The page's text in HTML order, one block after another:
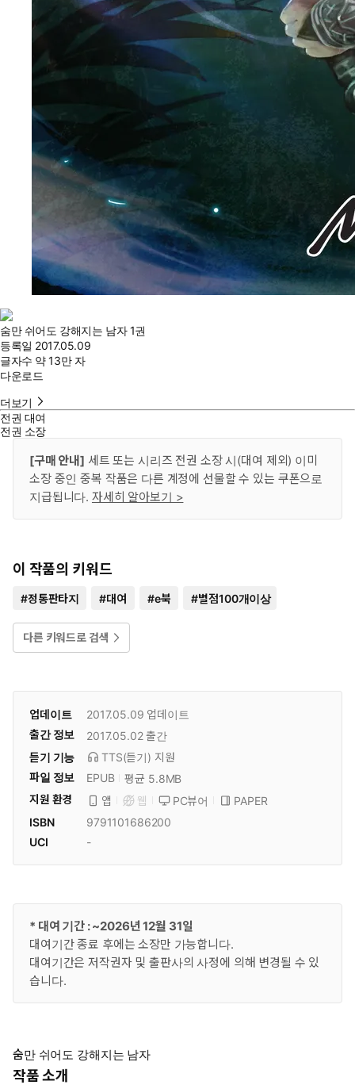
숨만 쉬어도 강해지는 남자 1권
등록일 2017.05.09
글자수 약 13만 자
다운로드
더보기
전권 대여
전권 소장
[구매 안내] 세트 또는 시리즈 전권 소장 시(대여 제외) 이미
소장 중인 중복 작품은 다른 계정에 선물할 수 있는 쿠폰으로
지급됩니다. 자세히 알아보기 >
이 작품의 키워드
#정통판타지 #대여 #e북 #별점100개이상
다른 키워드로 검색
업데이트 2017.05.09 업데이트
출간 정보
2017.05.02 출간
듣기 기능
TTS(듣기) 지원
파일 정보
EPUB
평균 5.8MB
지원 환경
앱 웹 PC뷰어
PAPER
ISBN
9791101686200
UCI
-
* 대여 기간 : ~2026년 12월 31일
대여기간 종료 후에는 소장만 가능합니다.
대여기간은 저작권자 및 출판사의 사정에 의해 변경될 수 있
습니다.
숨만 쉬어도 강해지는 남자
작품 소개